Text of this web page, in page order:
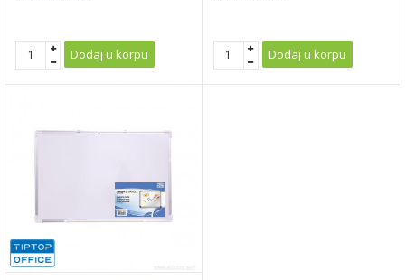
Dodaj u korpu Dodaj u korpu